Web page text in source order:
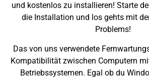
und kostenlos zu installieren! Starte
die Installation und los gehts mit
Problems!
Das von uns verwendete
Kompatibilität zwischen Computern
Betriebssystemen. Egal ob du